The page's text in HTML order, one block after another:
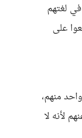
لغتهم
على
منهم،
لأنه لا